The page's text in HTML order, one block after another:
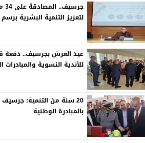
لتعزيز التنمية البشرية برسم
عيد العرش بجرسيف.. دفعة
للأندية النسوية والمبادرات
20 سنة من التنمية:
بالمبادرة الوطنية